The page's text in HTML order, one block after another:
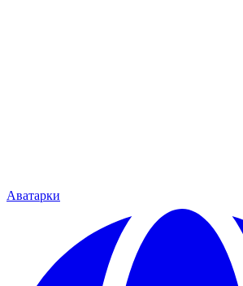
Аватарки